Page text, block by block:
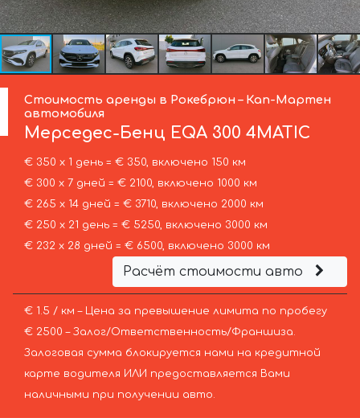
Стоимость аренды в Рокебрюн – Кап-Мартен
автомобиля
Мерседес-Бенц EQA 300 4MATIC
€ 350 х 1 день = € 350, включено 150 км
€ 300 х 7 дней = € 2100, включено 1000 км
€ 265 х 14 дней = € 3710, включено 2000 км
€ 250 х 21 день = € 5250, включено 3000 км
€ 232 х 28 дней = € 6500, включено 3000 км
Расчёт стоимости авто
€ 1.5 / км – Цена за превышение лимита по пробегу
€ 2500 – Залог/Ответственность/Франшиза.
Залоговая сумма блокируется нами на кредитной
карте водителя ИЛИ предоставляется Вами
наличными при получении авто.